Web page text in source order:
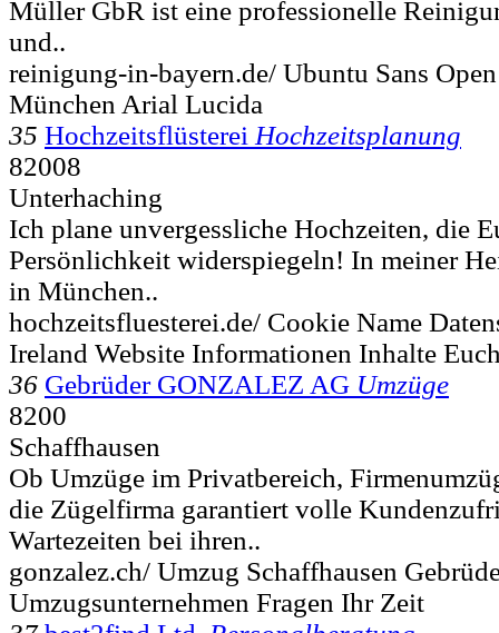
Müller GbR ist eine professionelle
und..
reinigung-in-bayern.de/ Ubuntu Sans
München Arial Lucida
35 Hochzeitsflüsterei Hochzeitsplanung
82008
Unterhaching
Ich plane unvergessliche Hochzeiten, die
Persönlichkeit widerspiegeln! In meiner
in München..
hochzeitsfluesterei.de/ Cookie Name
Ireland Website Informationen Inhalte
36 Gebrüder GONZALEZ AG Umzüge
8200
Schaffhausen
Ob Umzüge im Privatbereich,
die Zügelfirma garantiert volle
Wartezeiten bei ihren..
gonzalez.ch/ Umzug Schaffhausen
Umzugsunternehmen Fragen Ihr Zeit